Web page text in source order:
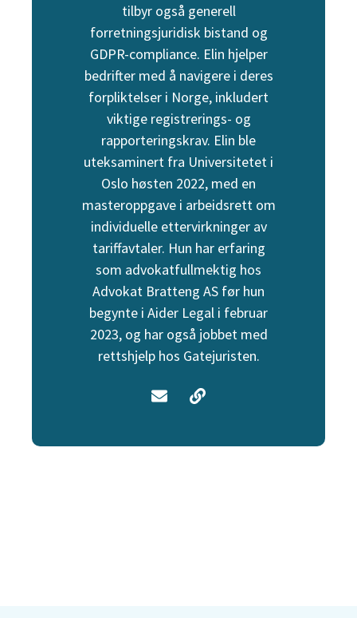
tilbyr også generell
forretningsjuridisk bistand og
GDPR-compliance. Elin hjelper
bedrifter med å navigere i deres
forpliktelser i Norge, inkludert
viktige registrerings- og
rapporteringskrav. Elin ble
uteksaminert fra Universitetet i
Oslo høsten 2022, med en
masteroppgave i arbeidsrett om
individuelle ettervirkninger av
tariffavtaler. Hun har erfaring
som advokatfullmektig hos
Advokat Bratteng AS før hun
begynte i Aider Legal i februar
2023, og har også jobbet med
rettshjelp hos Gatejuristen.